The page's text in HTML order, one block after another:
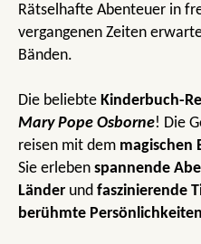
Rätselhafte Abenteuer in
vergangenen Zeiten
Bänden.
Die beliebte Kinderbuch-
Mary Pope Osborne! Die
reisen mit dem magischen
Sie erleben spannende
Länder und faszinierende
berühmte Persönlichkeiten